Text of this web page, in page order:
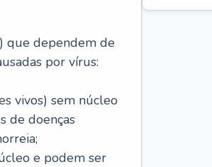
que dependem de
por vírus:
vivos) sem núcleo
de doenças
e podem ser